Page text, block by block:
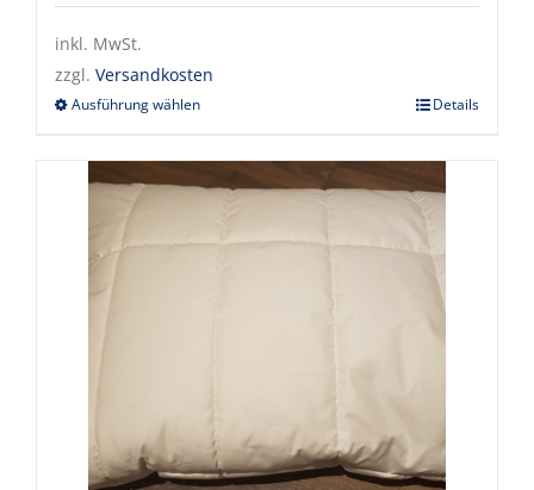
inkl. MwSt.
zzgl. Versandkosten
Ausführung wählen Details